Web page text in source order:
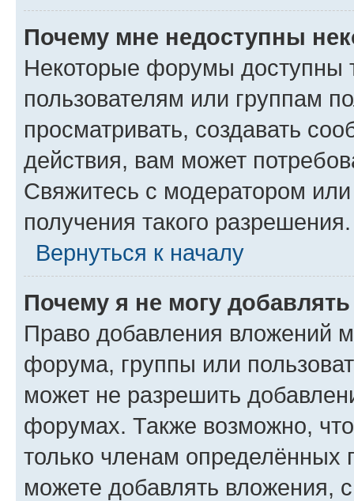
Почему мне недоступны
Некоторые форумы доступны
пользователям или группам
просматривать, создавать
действия, вам может
Свяжитесь с модератором
получения такого разрешения.
Вернуться к началу
Почему я не могу
Право добавления вложений
форума, группы или
может не разрешить
форумах. Также возможно,
только членам определённых
можете добавлять вложения,